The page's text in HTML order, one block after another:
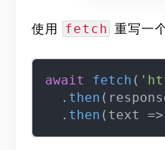
使用 fetch 重写一
await fetch (
  .
then (
  .
then ( text =>